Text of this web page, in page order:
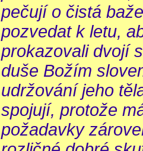
pečují o čistá
pozvedat k letu,
prokazovali dvojí
duše Božím
udržování jeho
spojují, protože
požadavky